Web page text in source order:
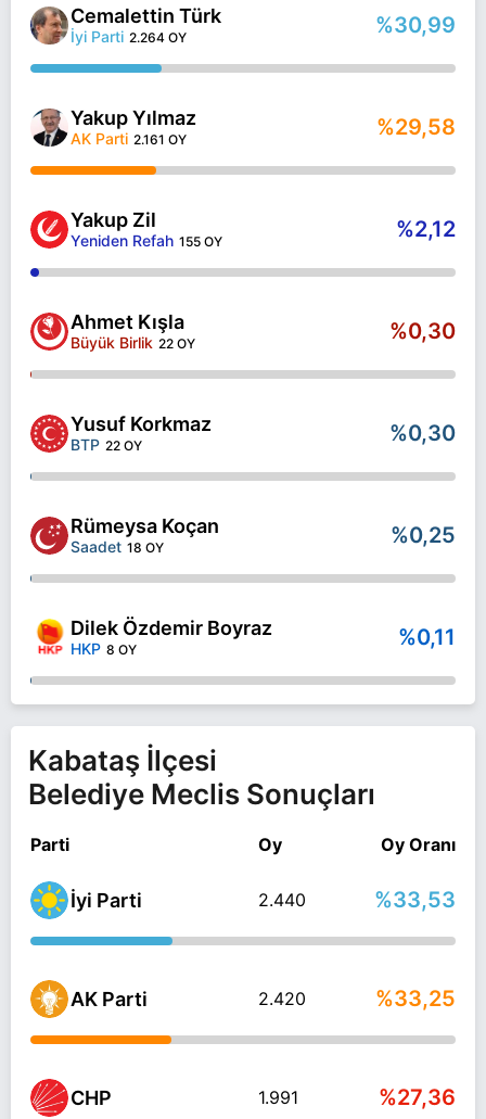
Cemalettin Türk
İyi Parti 2.264 OY %30,99
Yakup Yılmaz
AK Parti 2.161 OY %29,58
Yakup Zil
Yeniden Refah 155 OY %2,12
Ahmet Kışla
Büyük Birlik 22 OY %0,30
Yusuf Korkmaz
BTP 22 OY %0,30
Rümeysa Koçan
Saadet 18 OY %0,25
Dilek Özdemir Boyraz
HKP 8 OY %0,11
Kabataş İlçesi
Belediye Meclis Sonuçları
Parti Oy Oy Oranı
İyi Parti 2.440 %33,53
AK Parti 2.420 %33,25
CHP 1.991 %27,36